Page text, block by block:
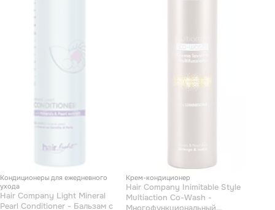
Кондиционеры для ежедневного
ухода
Hair Company Light Mineral
Pearl Conditioner - Бальзам с
Крем-кондиционер
Hair Company Inimitable Style
Multiaction Co-Wash -
Многофункциональный